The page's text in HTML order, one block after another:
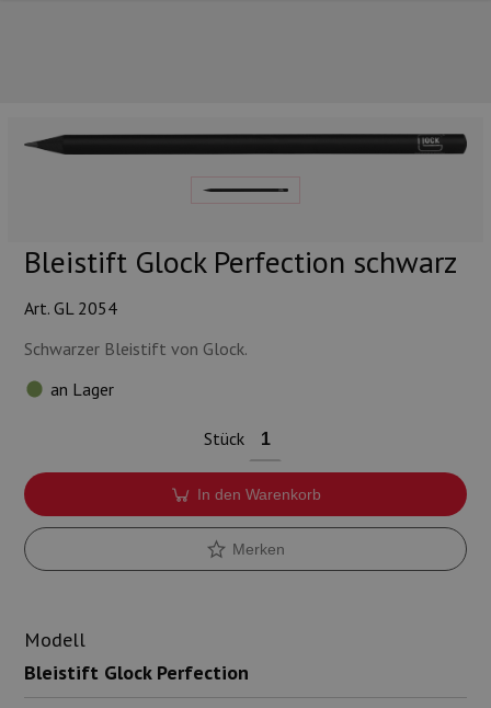
Bleistift Glock Perfection schwarz
Art. GL 2054
Schwarzer Bleistift von Glock.
an Lager
Stück
In den Warenkorb
Merken
Modell
Bleistift Glock Perfection
Munition
Waffen